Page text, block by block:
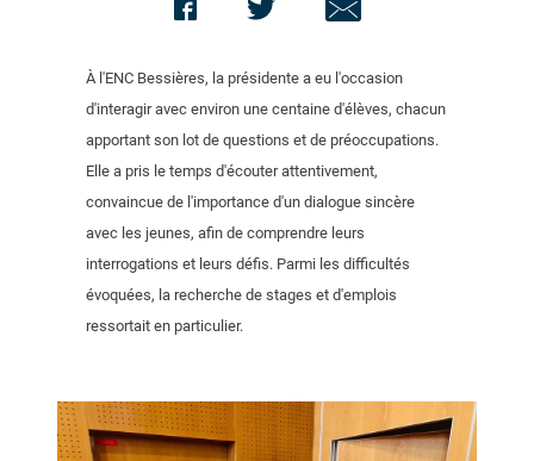
À l'ENC Bessières, la présidente a eu l'occasion
d'interagir avec environ une centaine d'élèves, chacun
apportant son lot de questions et de préoccupations.
Elle a pris le temps d'écouter attentivement,
convaincue de l'importance d'un dialogue sincère
avec les jeunes, afin de comprendre leurs
interrogations et leurs défis. Parmi les difficultés
évoquées, la recherche de stages et d'emplois
ressortait en particulier.